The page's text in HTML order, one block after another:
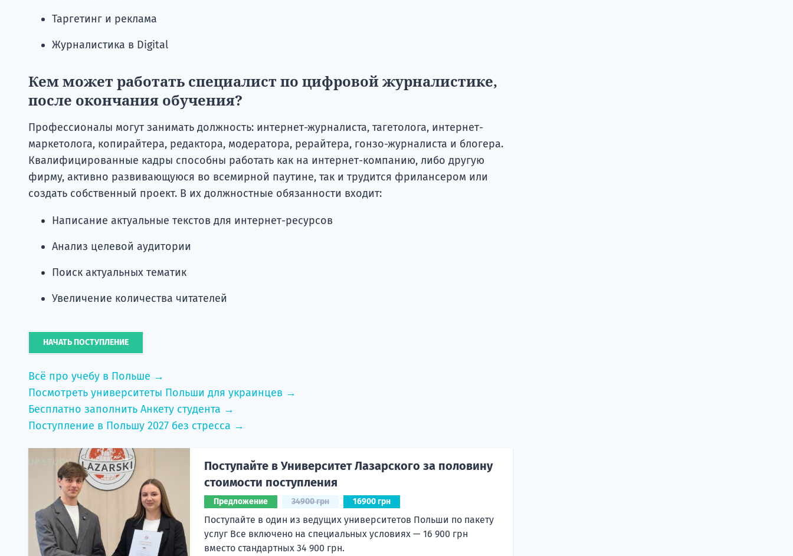
Таргетинг и реклама
Журналистика в Digital
Кем может работать специалист по цифровой журналистике,
после окончания обучения?
Профессионалы могут занимать должность: интернет-журналиста, тагетолога, интернет-
маркетолога, копирайтера, редактора, модератора, рерайтера, гонзо-журналиста и блогера.
Квалифицированные кадры способны работать как на интернет-компанию, либо другую
фирму, активно развивающуюся во всемирной паутине, так и трудится фрилансером или
создать собственный проект. В их должностные обязанности входит:
Написание актуальные текстов для интернет-ресурсов
Анализ целевой аудитории
Поиск актуальных тематик
Увеличение количества читателей
НАЧАТЬ ПОСТУПЛЕНИЕ
Всё про учебу в Польше →
Посмотреть университеты Польши для украинцев →
Бесплатно заполнить Анкету студента →
Поступление в Польшу 2027 без стресса →
Поступайте в Университет Лазарского за половину
стоимости поступления
Предложение 34900 грн 16900 грн
Поступайте в один из ведущих университетов Польши по пакету
услуг Все включено на специальных условиях — 16 900 грн
вместо стандартных 34 900 грн.